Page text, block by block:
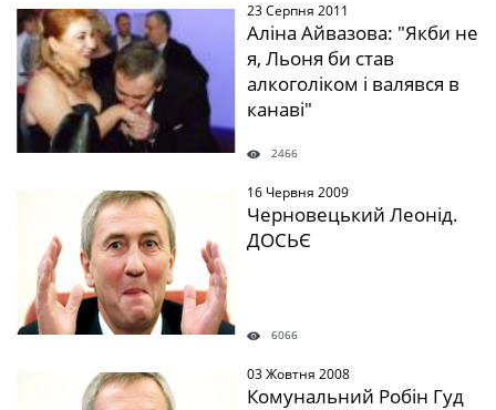
" /> 23 Серпня 2011
Аліна Айвазова: "Якби не
я, Льоня би став
алкоголіком і валявся в
канаві"
2466
16 Червня 2009
Черновецький Леонід.
ДОСЬЄ
6066
03 Жовтня 2008
Комунальний Робін Гуд